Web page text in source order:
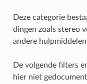
Deze categorie
dingen zoals stereo
andere
De volgende filters
hier niet